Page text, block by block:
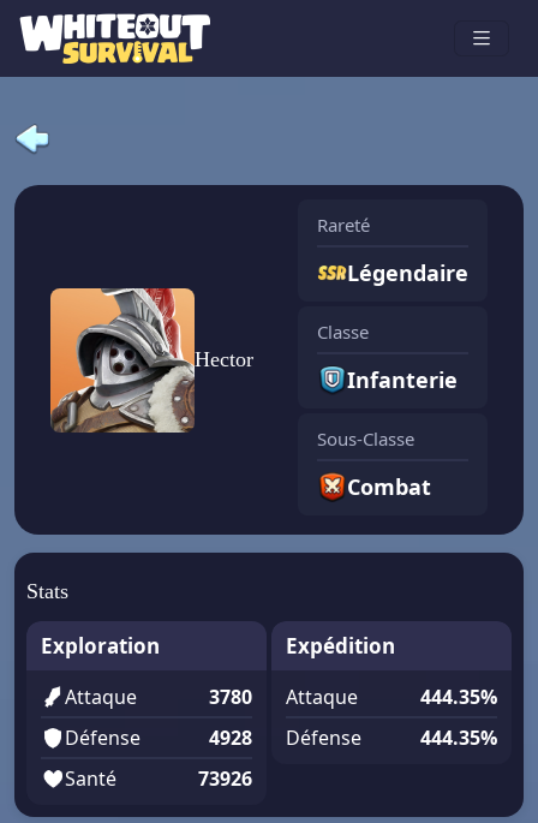
Hector
Rareté
Légendaire
Classe
Infanterie
Sous-Classe
Combat
Stats
Exploration
Attaque
3780
Défense
4928
Santé
73926
Expédition
Attaque
444.35%
Défense
444.35%